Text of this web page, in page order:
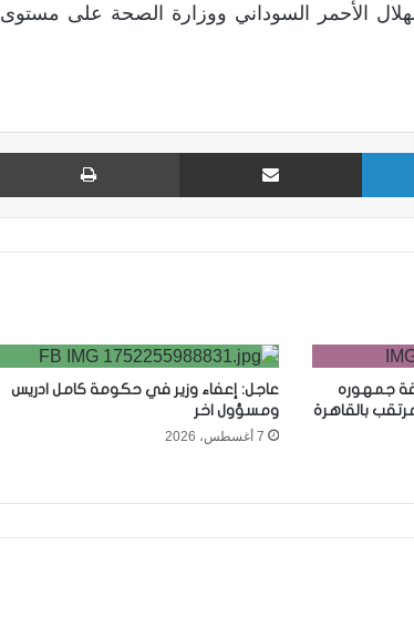
الأحمر السوداني ووزارة الصحة على مستوى
لينكدإن مشاركة عبر البريد
جمهوره
بالقاهرة
عاجل: إعفاء وزير في حكومة كامل ادريس
ومسؤول اخر
7 أغسطس، 2026